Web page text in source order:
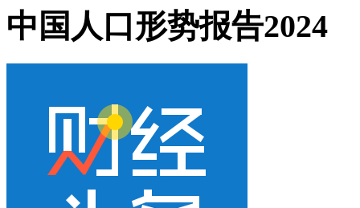
中国人口形势报告2024